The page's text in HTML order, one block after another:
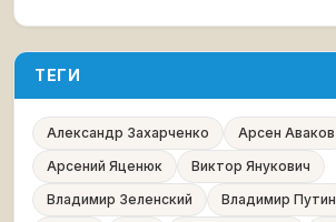
ТЕГИ
Александр Захарченко
Арсен Аваков
Арсений Яценюк
Виктор Янукович
Владимир Зеленский
Владимир Путин